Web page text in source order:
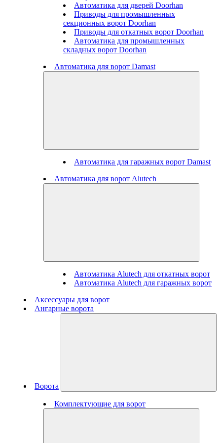
Автоматика для дверей Doorhan
Приводы для промышленных
секционных ворот Doorhan
Приводы для откатных ворот Doorhan
Автоматика для промышленных
складных ворот Doorhan
Автоматика для ворот Damast
Автоматика для гаражных ворот Damast
Автоматика для ворот Alutech
Автоматика Alutech для откатных ворот
Автоматика Alutech для гаражных ворот
Аксессуары для ворот
Ангарные ворота
Ворота
Комплектующие для ворот